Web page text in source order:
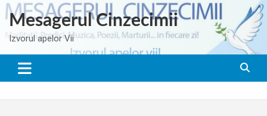
Skip
to
content
Mesagerul Cinzecimii
Izvorul apelor Vii